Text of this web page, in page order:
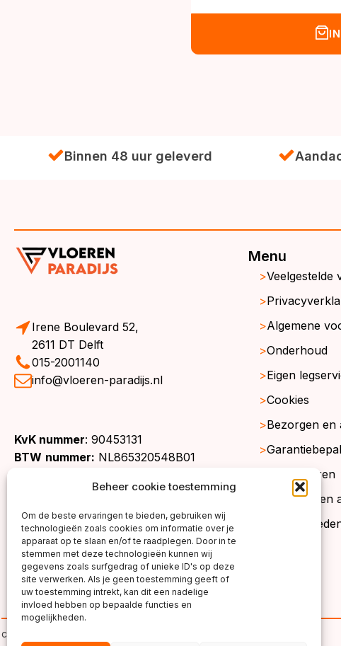
Beheer cookie toestemming
Om de beste ervaringen te bieden, gebruiken wij
technologieën zoals cookies om informatie over je
apparaat op te slaan en/of te raadplegen. Door in te
stemmen met deze technologieën kunnen wij
gegevens zoals surfgedrag of unieke ID's op deze
site verwerken. Als je geen toestemming geeft of
uw toestemming intrekt, kan dit een nadelige
invloed hebben op bepaalde functies en
mogelijkheden.
Binnen 48 uur geleverd
Irene Boulevard 52,
2611 DT Delft
015-2001140
info@vloeren-paradijs.nl
KvK nummer: 90453131
BTW nummer: NL865320548B01
Menu
Veelgestelde
Algemene
Onderhoud
Eigen
Cookies
Bezorgen en
Retourneren
Gratis stalen
copyright ©2026